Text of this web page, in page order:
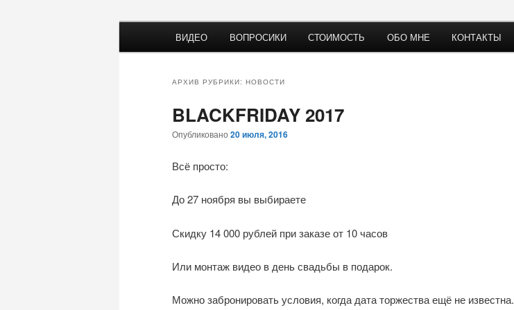
Андрей Виноградов
ВИДЕО ВОПРОСИКИ СТОИМОСТЬ ОБО МНЕ КОНТАКТЫ
АРХИВ РУБРИКИ: НОВОСТИ
BLACKFRIDAY 2017
Опубликовано 20 июля, 2016
Всё просто:
До 27 ноября вы выбираете
Скидку 14 000 рублей при заказе от 10 часов
Или монтаж видео в день свадьбы в подарок.
Можно забронировать условия, когда дата торжества ещё не известна.